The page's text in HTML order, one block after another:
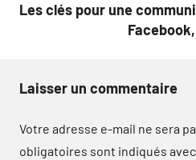
Les clés pour une
Laisser un commentaire
Votre adresse e-mail ne sera
obligatoires sont indiqués avec